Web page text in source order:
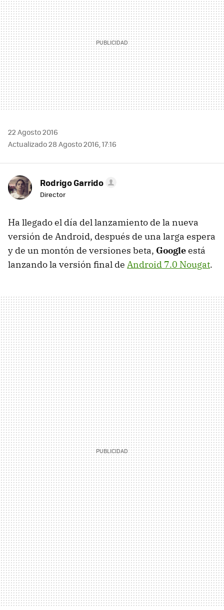
22 Agosto 2016
Actualizado 28 Agosto 2016, 17:16
Rodrigo Garrido
Director
Ha llegado el día del lanzamiento de la nueva
versión de Android, después de una larga espera
y de un montón de versiones beta, Googleestá
lanzando la versión final de Android 7.0 Nougat.